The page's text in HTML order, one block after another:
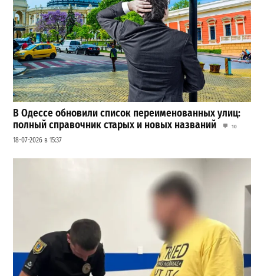
В Одессе обновили список переименованных улиц:
полный справочник старых и новых названий
10
18-07-2026 в 15:37